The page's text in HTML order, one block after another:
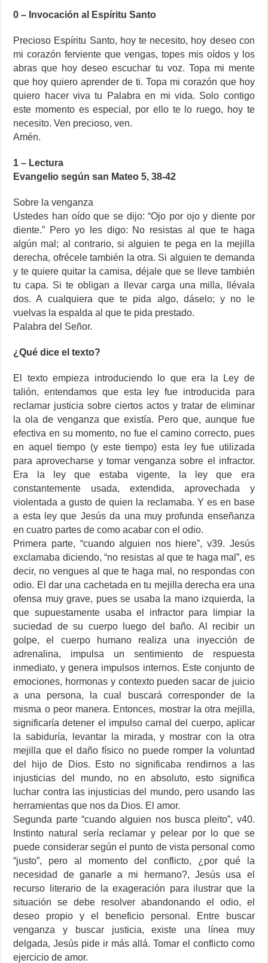
0 – Invocación al Espíritu Santo
Precioso Espíritu Santo, hoy te necesito, hoy deseo con
mi corazón ferviente que vengas, topes mis oídos y los
abras que hoy deseo escuchar tu voz. Topa mi mente
que hoy quiero aprender de ti. Topa mi corazón que hoy
quiero hacer viva tu Palabra en mi vida. Solo contigo
este momento es especial, por ello te lo ruego, hoy te
necesito. Ven precioso, ven.
Amén.
1 – Lectura
Evangelio según san Mateo 5, 38-42
Sobre la venganza
Ustedes han oído que se dijo: “Ojo por ojo y diente por
diente.” Pero yo les digo: No resistas al que te haga
algún mal; al contrario, si alguien te pega en la mejilla
derecha, ofrécele también la otra. Si alguien te demanda
y te quiere quitar la camisa, déjale que se lleve también
tu capa. Si te obligan a llevar carga una milla, llévala
dos. A cualquiera que te pida algo, dáselo; y no le
vuelvas la espalda al que te pida prestado.
Palabra del Señor.
¿Qué dice el texto?
El texto empieza introduciendo lo que era la Ley de
talión, entendamos que esta ley fue introducida para
reclamar justicia sobre ciertos actos y tratar de eliminar
la ola de venganza que existía. Pero que, aunque fue
efectiva en su momento, no fue el camino correcto, pues
en aquel tiempo (y este tiempo) esta ley fue utilizada
para aprovecharse y tomar venganza sobre el infractor.
Era la ley que estaba vigente, la ley que era
constantemente usada, extendida, aprovechada y
violentada a gusto de quien la reclamaba. Y es en base
a esta ley que Jesús da una muy profunda enseñanza
en cuatro partes de como acabar con el odio.
Primera parte, “cuando alguien nos hiere”, v39. Jesús
exclamaba diciendo, “no resistas al que te haga mal”, es
decir, no vengues al que te haga mal, no respondas con
odio. El dar una cachetada en tu mejilla derecha era una
ofensa muy grave, pues se usaba la mano izquierda, la
que supuestamente usaba el infractor para limpiar la
suciedad de su cuerpo luego del baño. Al recibir un
golpe, el cuerpo humano realiza una inyección de
adrenalina, impulsa un sentimiento de respuesta
inmediato, y genera impulsos internos. Este conjunto de
emociones, hormonas y contexto pueden sacar de juicio
a una persona, la cual buscará corresponder de la
misma o peor manera. Entonces, mostrar la otra mejilla,
significaría detener el impulso carnal del cuerpo, aplicar
la sabiduría, levantar la mirada, y mostrar con la otra
mejilla que el daño físico no puede romper la voluntad
del hijo de Dios. Esto no significaba rendirnos a las
injusticias del mundo, no en absoluto, esto significa
luchar contra las injusticias del mundo, pero usando las
herramientas que nos da Dios. El amor.
Segunda parte “cuando alguien nos busca pleito”, v40.
Instinto natural sería reclamar y pelear por lo que se
puede considerar según el punto de vista personal como
“justo”, pero al momento del conflicto, ¿por qué la
necesidad de ganarle a mi hermano?, Jesús usa el
recurso literario de la exageración para ilustrar que la
situación se debe resolver abandonando el odio, el
deseo propio y el beneficio personal. Entre buscar
venganza y buscar justicia, existe una línea muy
delgada, Jesús pide ir más allá. Tomar el conflicto como
ejercicio de amor.